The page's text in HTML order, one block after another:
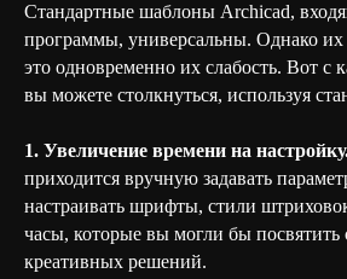
Стандартные шаблоны Archicad,
программы, универсальны. Однако их
это одновременно их слабость. Вот с
вы можете столкнуться, используя
1. Увеличение времени на
приходится вручную задавать
настраивать шрифты, стили
часы, которые вы могли бы посвятить
креативных решений.